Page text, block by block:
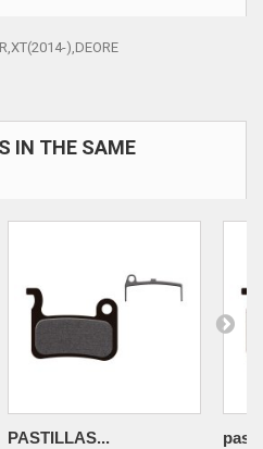
),DEORE
IN THE SAME
PASTILLAS...